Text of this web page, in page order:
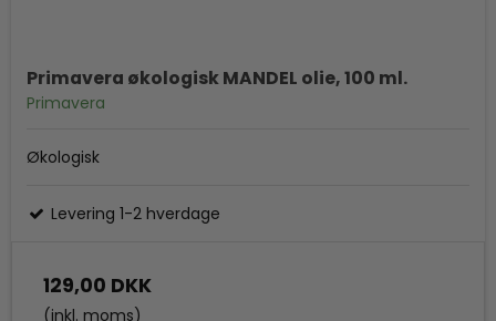
Primavera økologisk MANDEL olie, 100 ml.
Primavera
Økologisk
Levering 1-2 hverdage
129,00 DKK
(inkl. moms)